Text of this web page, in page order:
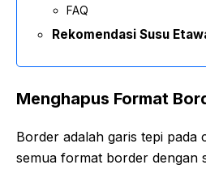
FAQ
Rekomendasi Susu
Menghapus Format
Border adalah garis tepi pada
semua format border dengan